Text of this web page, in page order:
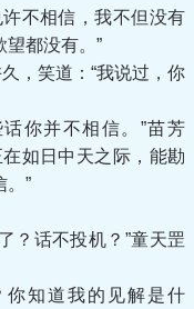
不相信，我不但没有
都没有。”
，笑道：“我说过，你
你并不相信。”苗芳
如日中天之际，能勘
。”
话不投机？”童天罡
知道我的见解是什